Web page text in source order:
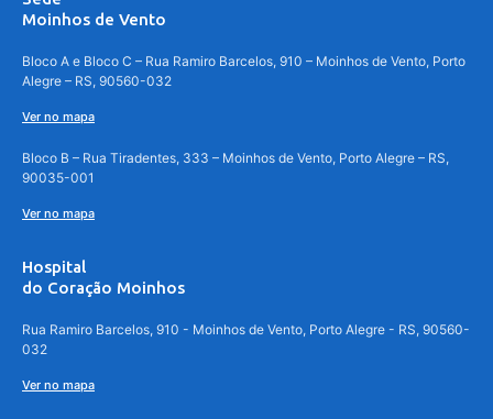
Moinhos de Vento
Bloco A e Bloco C – Rua Ramiro Barcelos, 910 – Moinhos de Vento, Porto
Alegre – RS, 90560-032
Ver no mapa
Bloco B – Rua Tiradentes, 333 – Moinhos de Vento, Porto Alegre – RS,
90035-001
Ver no mapa
Hospital
do Coração Moinhos
Rua Ramiro Barcelos, 910 - Moinhos de Vento, Porto Alegre - RS, 90560-
032
Ver no mapa